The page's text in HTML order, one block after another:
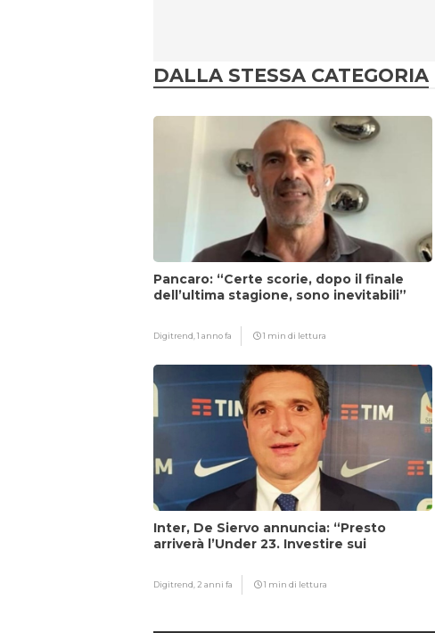
DALLA STESSA CATEGORIA
Pancaro: “Certe scorie, dopo il finale
dell’ultima stagione, sono inevitabili”
Digitrend,1 anno fa 1 min di lettura
Inter, De Siervo annuncia: “Presto
arriverà l’Under 23. Investire sui
Digitrend,2 anni fa 1 min di lettura